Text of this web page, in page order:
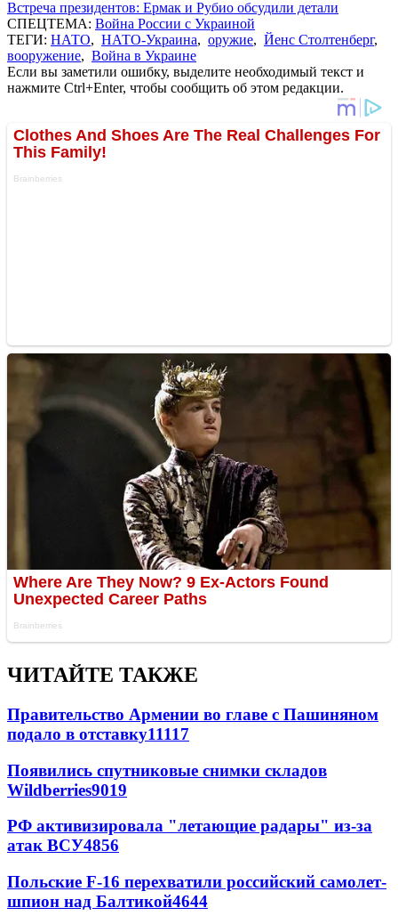
Встреча президентов: Ермак и Рубио обсудили детали
СПЕЦТЕМА: Война России с Украиной
ТЕГИ: НАТО, НАТО-Украина, оружие, Йенс Столтенберг,
вооружение, Война в Украине
Если вы заметили ошибку, выделите необходимый текст и
нажмите Ctrl+Enter, чтобы сообщить об этом редакции.
ЧИТАЙТЕ ТАКЖЕ
Правительство Армении во главе с Пашиняном
подало в отставку11117
Появились спутниковые снимки складов
Wildberries9019
РФ активизировала "летающие радары" из-за
атак ВСУ4856
Польские F-16 перехватили российский самолет-
шпион над Балтикой4644